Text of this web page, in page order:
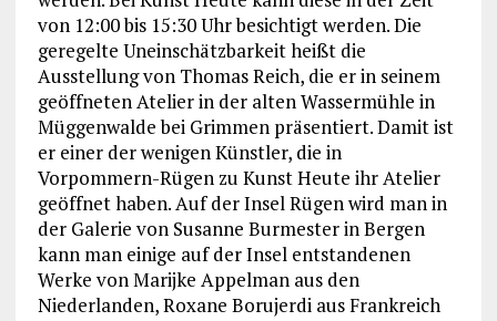
von 12:00 bis 15:30 Uhr besichtigt werden. Die
geregelte Uneinschätzbarkeit heißt die
Ausstellung von Thomas Reich, die er in seinem
geöffneten Atelier in der alten Wassermühle in
Müggenwalde bei Grimmen präsentiert. Damit ist
er einer der wenigen Künstler, die in
Vorpommern-Rügen zu Kunst Heute ihr Atelier
geöffnet haben. Auf der Insel Rügen wird man in
der Galerie von Susanne Burmester in Bergen
kann man einige auf der Insel entstandenen
Werke von Marijke Appelman aus den
Niederlanden, Roxane Borujerdi aus Frankreich